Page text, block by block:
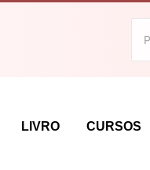
LIVRO CURSOS